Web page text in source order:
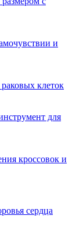
и
клеток
для
кроссовок и
сердца